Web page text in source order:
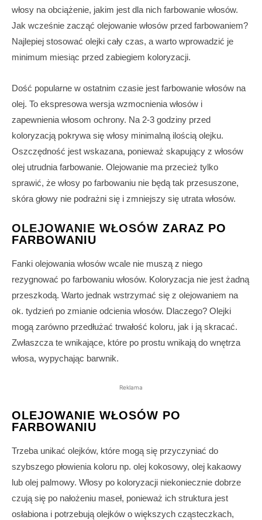
włosy na obciążenie, jakim jest dla nich farbowanie włosów.
Jak wcześnie zacząć olejowanie włosów przed farbowaniem?
Najlepiej stosować olejki cały czas, a warto wprowadzić je
minimum miesiąc przed zabiegiem koloryzacji.
Dość popularne w ostatnim czasie jest farbowanie włosów na
olej. To ekspresowa wersja wzmocnienia włosów i
zapewnienia włosom ochrony. Na 2-3 godziny przed
koloryzacją pokrywa się włosy minimalną ilością olejku.
Oszczędność jest wskazana, ponieważ skapujący z włosów
olej utrudnia farbowanie. Olejowanie ma przecież tylko
sprawić, że włosy po farbowaniu nie będą tak przesuszone,
skóra głowy nie podrażni się i zmniejszy się utrata włosów.
OLEJOWANIE WŁOSÓW ZARAZ PO
FARBOWANIU
Fanki olejowania włosów wcale nie muszą z niego
rezygnować po farbowaniu włosów. Koloryzacja nie jest żadną
przeszkodą. Warto jednak wstrzymać się z olejowaniem na
ok. tydzień po zmianie odcienia włosów. Dlaczego? Olejki
mogą zarówno przedłużać trwałość koloru, jak i ją skracać.
Zwłaszcza te wnikające, które po prostu wnikają do wnętrza
włosa, wypychając barwnik.
Reklama
OLEJOWANIE WŁOSÓW PO
FARBOWANIU
Trzeba unikać olejków, które mogą się przyczyniać do
szybszego płowienia koloru np. olej kokosowy, olej kakaowy
lub olej palmowy. Włosy po koloryzacji niekoniecznie dobrze
czują się po nałożeniu maseł, ponieważ ich struktura jest
osłabiona i potrzebują olejków o większych cząsteczkach,